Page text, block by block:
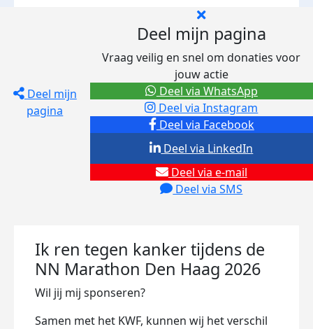
Deel mijn
pagina
Deel mijn pagina
Vraag veilig en snel om donaties voor
jouw actie
Deel via Facebook
Deel via Instagram
Deel via e-mail
Deel via SMS
Deel via LinkedIn
Deel via WhatsApp
Ik ren tegen kanker tijdens de
NN Marathon Den Haag 2026
Wil jij mij sponseren?
Samen met het KWF, kunnen wij het verschil